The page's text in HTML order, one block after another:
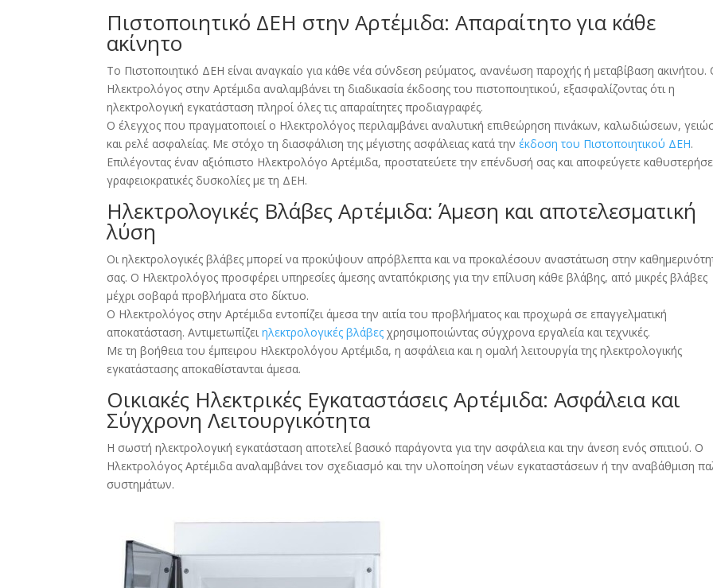
Πιστοποιητικό ΔΕΗ στην Αρτέμιδα: Απαραίτητο για κάθε
ακίνητο
Το Πιστοποιητικό ΔΕΗ είναι αναγκαίο για κάθε νέα σύνδεση ρεύματος, ανανέωση παροχής ή μεταβίβαση ακινήτου.
Ηλεκτρολόγος στην Αρτέμιδα αναλαμβάνει τη διαδικασία έκδοσης του πιστοποιητικού, εξασφαλίζοντας ότι η
ηλεκτρολογική εγκατάσταση πληροί όλες τις απαραίτητες προδιαγραφές.
Ο έλεγχος που πραγματοποιεί ο Ηλεκτρολόγος περιλαμβάνει αναλυτική επιθεώρηση πινάκων, καλωδιώσεων,
και ρελέ ασφαλείας. Με στόχο τη διασφάλιση της μέγιστης ασφάλειας κατά τηνέκδοση του Πιστοποιητικού ΔΕΗ.
Επιλέγοντας έναν αξιόπιστο Ηλεκτρολόγο Αρτέμιδα, προστατεύετε την επένδυσή σας και αποφεύγετε
γραφειοκρατικές δυσκολίες με τη ΔΕΗ.
Ηλεκτρολογικές Βλάβες Αρτέμιδα: Άμεση και αποτελεσματική
λύση
Οι ηλεκτρολογικές βλάβες μπορεί να προκύψουν απρόβλεπτα και να προκαλέσουν αναστάτωση στην
σας. Ο Ηλεκτρολόγος προσφέρει υπηρεσίες άμεσης ανταπόκρισης για την επίλυση κάθε βλάβης, από μικρές βλάβες
μέχρι σοβαρά προβλήματα στο δίκτυο.
Ο Ηλεκτρολόγος στην Αρτέμιδα εντοπίζει άμεσα την αιτία του προβλήματος και προχωρά σε επαγγελματική
αποκατάσταση. Αντιμετωπίζειηλεκτρολογικές βλάβες χρησιμοποιώντας σύγχρονα εργαλεία και τεχνικές.
Με τη βοήθεια του έμπειρου Ηλεκτρολόγου Αρτέμιδα, η ασφάλεια και η ομαλή λειτουργία της ηλεκτρολογικής
εγκατάστασης αποκαθίστανται άμεσα.
Οικιακές Ηλεκτρικές Εγκαταστάσεις Αρτέμιδα: Ασφάλεια και
Σύγχρονη Λειτουργικότητα
Η σωστή ηλεκτρολογική εγκατάσταση αποτελεί βασικό παράγοντα για την ασφάλεια και την άνεση ενός σπιτιού. Ο
Ηλεκτρολόγος Αρτέμιδα αναλαμβάνει τον σχεδιασμό και την υλοποίηση νέων εγκαταστάσεων ή την αναβάθμιση
συστημάτων.